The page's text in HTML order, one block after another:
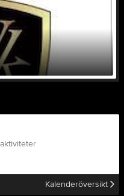
Kalenderöversikt